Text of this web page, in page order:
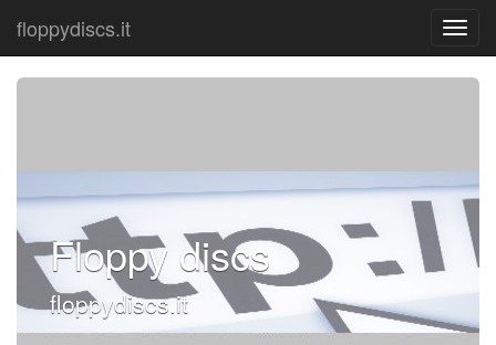
floppydiscs.it
Floppy discs
floppydiscs.it